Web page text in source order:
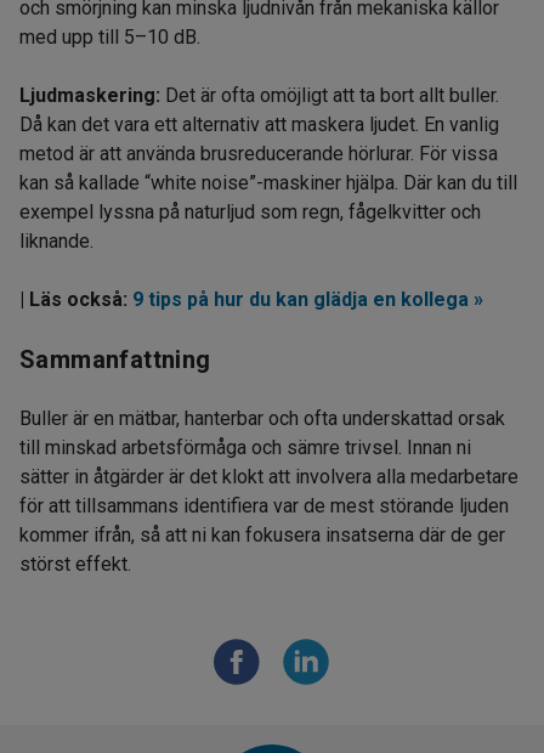
och smörjning kan minska ljudnivån från mekaniska källor
med upp till 5–10 dB.
Ljudmaskering: Det är ofta omöjligt att ta bort allt buller.
Då kan det vara ett alternativ att maskera ljudet. En vanlig
metod är att använda brusreducerande hörlurar. För vissa
kan så kallade “white noise”-maskiner hjälpa. Där kan du till
exempel lyssna på natur­ljud som regn, fågelkvitter och
liknande.
| Läs också: 9 tips på hur du kan glädja en kollega »
Sammanfattning
Buller är en mätbar, hanterbar och ofta underskattad orsak
till minskad arbetsförmåga och sämre trivsel. Innan ni
sätter in åtgärder är det klokt att involvera alla medarbetare
för att tillsammans identifiera var de mest störande ljuden
kommer ifrån, så att ni kan fokusera insatserna där de ger
störst effekt.